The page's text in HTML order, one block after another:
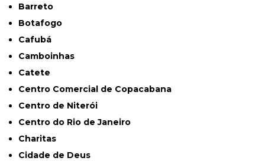
Barreto
Botafogo
Cafubá
Camboinhas
Catete
Centro Comercial de Copacabana
Centro de Niterói
Centro do Rio de Janeiro
Charitas
Cidade de Deus